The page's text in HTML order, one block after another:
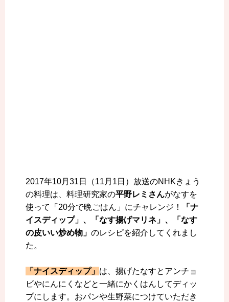
2017年10月31日（11月1日）放送のNHKきょう
の料理は、料理研究家の平野レミさんがなすを
使って「20分で晩ごはん」にチャレンジ！
「ナ
イスディップ」、「なす揚げマリネ」、「なす
の皮いい炒め物」 のレシピを紹介してくれまし
た 。
「ナイスディップ」 は、揚げたなすとアンチョ
ビやにんにくなどと一緒にかくはんしてディッ
プにします。おパンや生野菜につけていただき